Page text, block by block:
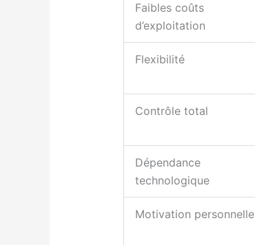
Faibles coûts
d’exploitation
Flexibilité
Contrôle total
Dépendance
technologique
Motivation personnelle